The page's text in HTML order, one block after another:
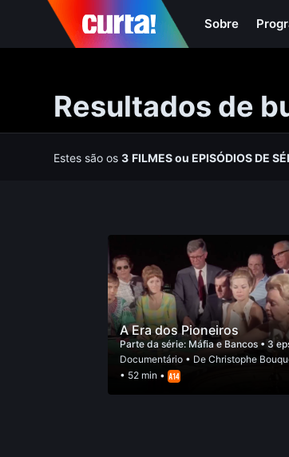
Sobre
Resultados de
Estes são os3 FILMESou EPISÓDIOS DE
A Era dos Pioneiros
Parte da série: Máfia e Bancos • 3
Documentário• De Christophe
• 52 min •